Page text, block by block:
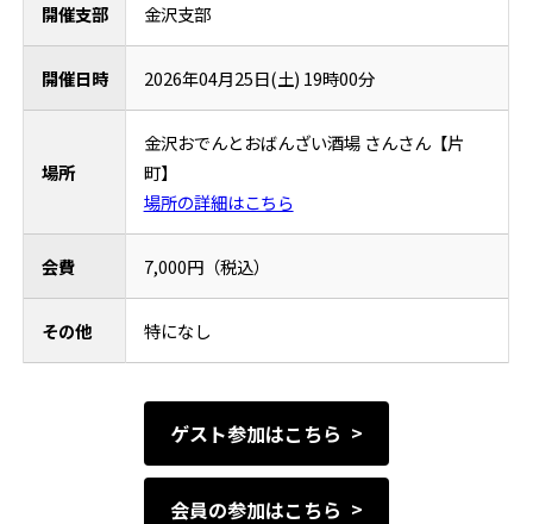
開催支部 金沢支部
開催日時 2026年04月25日(土) 19時00分
場所
金沢おでんとおばんざい酒場 さんさん【片
町】
場所の詳細はこちら
会費 7,000円（税込）
その他 特になし
ゲスト参加はこちら
会員の参加はこちら